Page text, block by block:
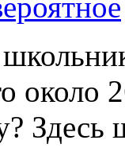
около
Здесь